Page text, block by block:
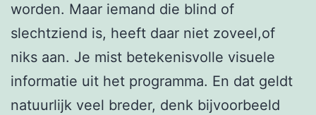
worden. Maar iemand die blind of
slechtziend is, heeft daar niet zoveel,of
niks aan. Je mist betekenisvolle visuele
informatie uit het programma. En dat geldt
natuurlijk veel breder, denk bijvoorbeeld